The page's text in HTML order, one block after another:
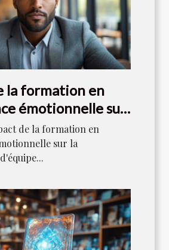
la formation en
émotionnelle sur
d'équipe
de la formation en
sur la